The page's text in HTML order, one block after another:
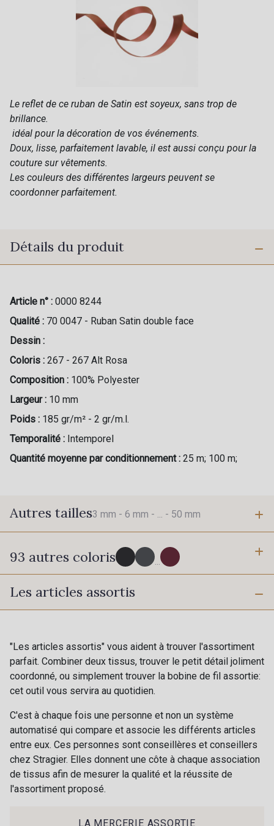
Le reflet de ce ruban de Satin est soyeux, sans trop de
brillance.
idéal pour la décoration de vos événements.
Doux, lisse, parfaitement lavable, il est aussi conçu pour la
couture sur vêtements.
Les couleurs des différentes largeurs peuvent se
coordonner parfaitement.
Détails du produit
Article n° : 0000 8244
Qualité : 70 0047 - Ruban Satin double face
Dessin :
Coloris : 267 - 267 Alt Rosa
Composition : 100% Polyester
Largeur : 10 mm
Poids : 185 gr/m² - 2 gr/m.l.
Temporalité : Intemporel
Quantité moyenne par conditionnement : 25 m; 100 m;
Autres tailles3 mm - 6 mm - ... - 50 mm
3 mm
16 mm
93 autres coloris ...
725 - 725 Noir
30 - 30 Silver 401 - 401 Blanc
405 - 405 Porcelaine
23 - 23 Natural
09 - 09 Crème
Les articles assortis
"Les articles assortis" vous aident à trouver l'assortiment
parfait. Combiner deux tissus, trouver le petit détail joliment
coordonné, ou simplement trouver la bobine de fil assortie:
cet outil vous servira au quotidien.
C'est à chaque fois une personne et non un système
automatisé qui compare et associe les différents articles
entre eux. Ces personnes sont conseillères et conseillers
chez Stragier. Elles donnent une côte à chaque association
de tissus afin de mesurer la qualité et la réussite de
l'assortiment proposé.
LA MERCERIE ASSORTIE